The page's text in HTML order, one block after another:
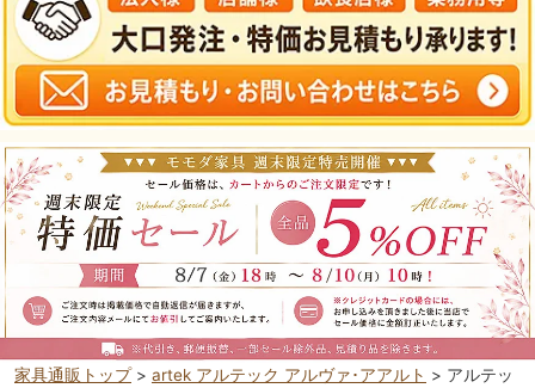
家具通販トップ> artek アルテック アルヴァ･アアルト > アルテッ